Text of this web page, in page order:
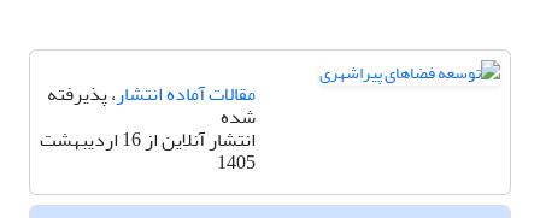
مقالات آماده انتشار، پذیرفته
شده
انتشار آنلاین از 16 اردیبهشت
1405